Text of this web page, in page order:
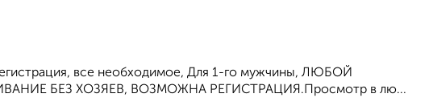
все необходимое, Для 1-го мужчины, ЛЮБОЙ
БЕЗ ХОЗЯЕВ, ВОЗМОЖНА РЕГИСТРАЦИЯ.Просмотр в лю...